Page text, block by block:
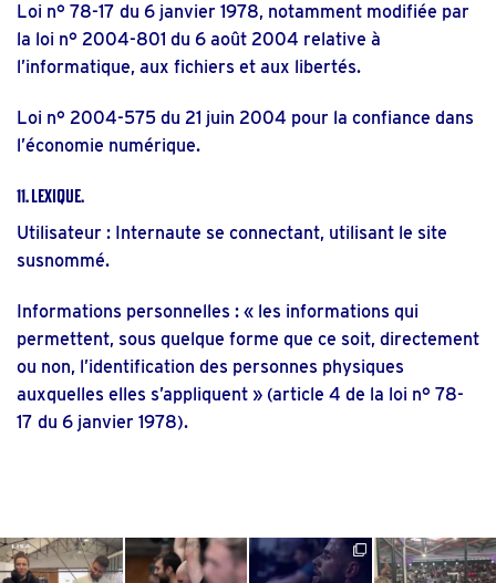
Loi n° 78-17 du 6 janvier 1978, notamment modifiée par
la loi n° 2004-801 du 6 août 2004 relative à
l’informatique, aux fichiers et aux libertés.
Loi n° 2004-575 du 21 juin 2004 pour la confiance dans
l’économie numérique.
11. Lexique.
Utilisateur : Internaute se connectant, utilisant le site
susnommé.
Informations personnelles : « les informations qui
permettent, sous quelque forme que ce soit, directement
ou non, l’identification des personnes physiques
auxquelles elles s’appliquent » (article 4 de la loi n° 78-
17 du 6 janvier 1978).